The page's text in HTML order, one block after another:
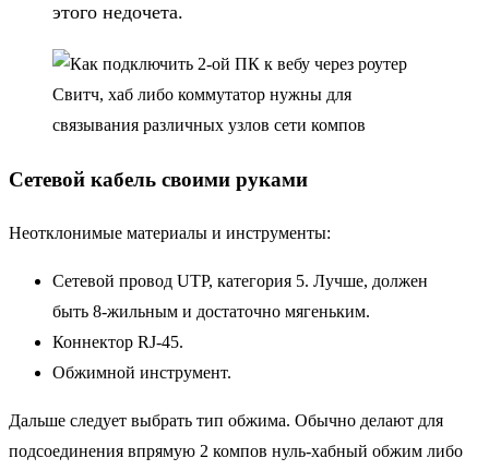
этого недочета.
Свитч, хаб либо коммутатор нужны для
связывания различных узлов сети компов
Сетевой кабель своими руками
Неотклонимые материалы и инструменты:
Сетевой провод UTP, категория 5. Лучше, должен
быть 8-жильным и достаточно мягеньким.
Коннектор RJ-45.
Обжимной инструмент.
Дальше следует выбрать тип обжима. Обычно делают для
подсоединения впрямую 2 компов нуль-хабный обжим либо